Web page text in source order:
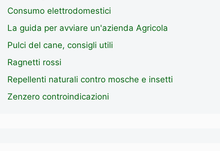
Consumo elettrodomestici
La guida per avviare un'azienda Agricola
Pulci del cane, consigli utili
Ragnetti rossi
Repellenti naturali contro mosche e insetti
Zenzero controindicazioni